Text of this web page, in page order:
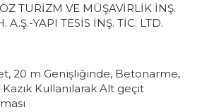
TURİZM VE MÜŞAVİRLİK İNŞ.
A.Ş.-YAPI TESİS İNŞ. TİC. LTD.
20 m Genişliğinde, Betonarme,
Kullanılarak Alt geçit